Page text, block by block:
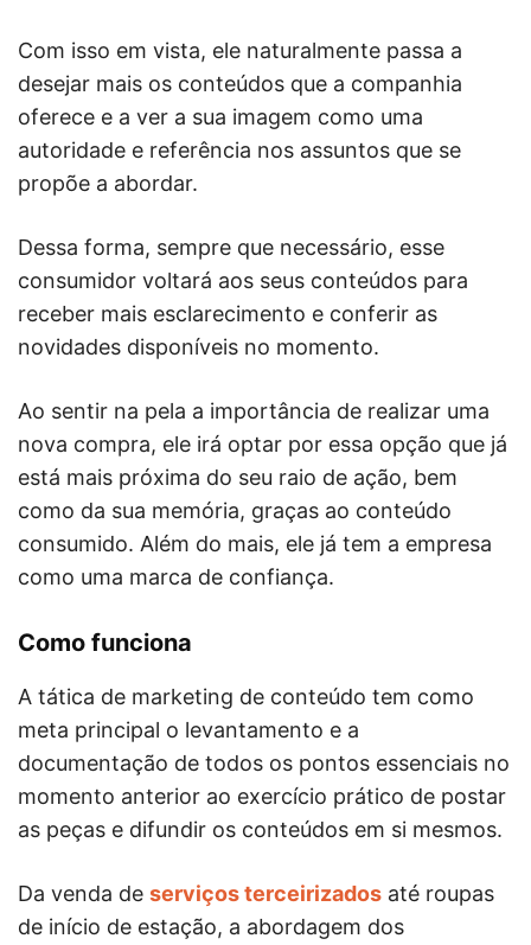
Com isso em vista, ele naturalmente passa a
desejar mais os conteúdos que a companhia
oferece e a ver a sua imagem como uma
autoridade e referência nos assuntos que se
propõe a abordar.
Dessa forma, sempre que necessário, esse
consumidor voltará aos seus conteúdos para
receber mais esclarecimento e conferir as
novidades disponíveis no momento.
Ao sentir na pela a importância de realizar uma
nova compra, ele irá optar por essa opção que já
está mais próxima do seu raio de ação, bem
como da sua memória, graças ao conteúdo
consumido. Além do mais, ele já tem a empresa
como uma marca de confiança.
Como funciona
A tática de marketing de conteúdo tem como
meta principal o levantamento e a
documentação de todos os pontos essenciais no
momento anterior ao exercício prático de postar
as peças e difundir os conteúdos em si mesmos.
Da venda de serviços terceirizados até roupas
de início de estação, a abordagem dos